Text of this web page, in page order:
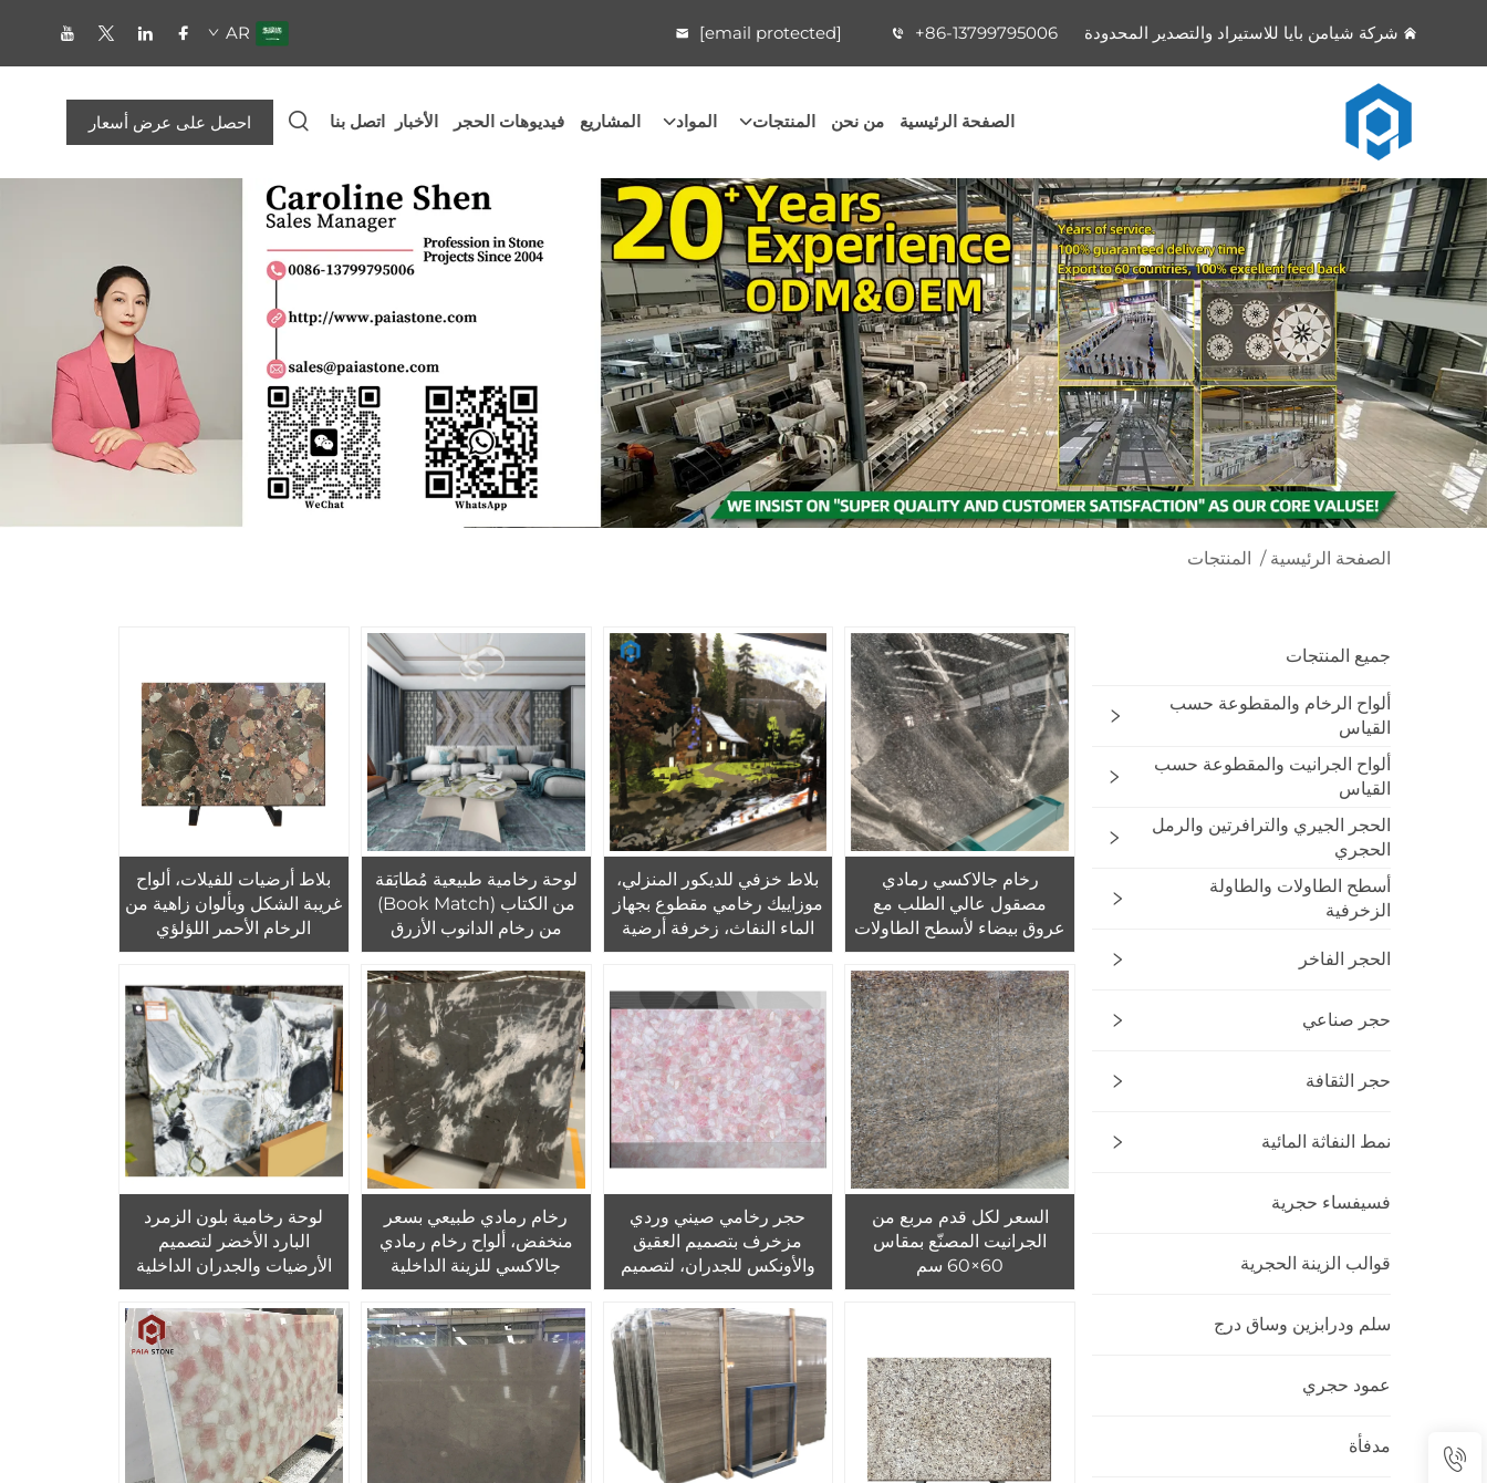
شركة شيامن بايا للاستيراد والتصدير المحدودة +86-13799795006
[email protected]
AR
الصفحة الرئيسية من نحن المنتجات المواد المشاريع فيديوهات الحجر الأخبار اتصل بنا احصل على عرض أسعار
الصفحة الرئيسية / المنتجات
جميع المنتجات
ألواح الرخام والمقطوعة حسب
القياس
ألواح الجرانيت والمقطوعة حسب
القياس
الحجر الجيري والترافرتين والرمل
الحجري
أسطح الطاولات والطاولة
الزخرفية
الحجر الفاخر
حجر صناعي
حجر الثقافة
نمط النفاثة المائية
فسيفساء حجرية
قوالب الزينة الحجرية
سلم ودرابزين وساق درج
عمود حجري
مدفأة
رخام جالاكسي رمادي
مصقول عالي الطلب مع
عروق بيضاء لأسطح الطاولات
والبلاط الأرضي والجدراني
بلاط خزفي للديكور المنزلي،
موزاييك رخامي مقطوع بجهاز
الماء النفاث، زخرفة أرضية
على شكل ميدالية، ميدالية
النفاث، فن جداري من الرخام
الطبيعي والدولوميت
لوحة رخامية طبيعية مُطابَقة
من الكتاب (Book Match)
من رخام الدانوب الأزرق
المُزرق للاستخدام في الديكور
بلاط أرضيات للفيلات، ألواح
غريبة الشكل وبألوان زاهية من
الرخام الأحمر اللؤلؤي
السعر لكل قدم مربع من
الجرانيت المصنّع بمقاس
60×60 سم
حجر رخامي صيني وردي
مزخرف بتصميم العقيق
والأونكس للجدران، لتصميم
داخلي فاخر للفنادق والفلل
وغرف الحمامات
رخام رمادي طبيعي بسعر
منخفض، ألواح رخام رمادي
جالاكسي للزينة الداخلية
للجدران والأرضيات
لوحة رخامية بلون الزمرد
البارد الأخضر لتصميم
الأرضيات والجدران الداخلية
الفاخرة، وديكور الطاولات من
رخام الجاد البارد